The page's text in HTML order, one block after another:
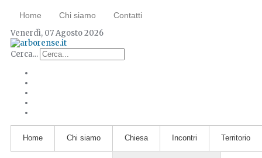
Home Chi siamo Contatti
Venerdì, 07 Agosto 2026
Cerca...
Home Chi siamo Chiesa Incontri Territorio